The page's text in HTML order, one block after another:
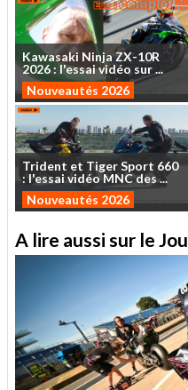
Kawasaki NinjaZX-10R
2026: l'essaividéo sur...
Nouveautés 2026
Trident et TigerSport 660
: l'essaividéoMNCdes...
Nouveautés 2026
A lire aussi sur le